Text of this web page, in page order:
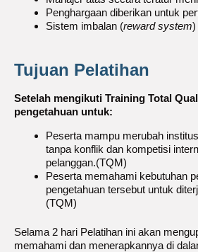
Penghargaan diberikan untuk
Sistem imbalan (reward system)
Tujuan Pelatihan
Setelah mengikuti Training Total
pengetahuan untuk:
Peserta mampu merubah
tanpa konflik dan kompetisi
pelanggan.(TQM)
Peserta memahami kebutuhan
pengetahuan tersebut untuk
(TQM)
Selama 2 hari Pelatihan ini akan
memahami dan menerapkannya di